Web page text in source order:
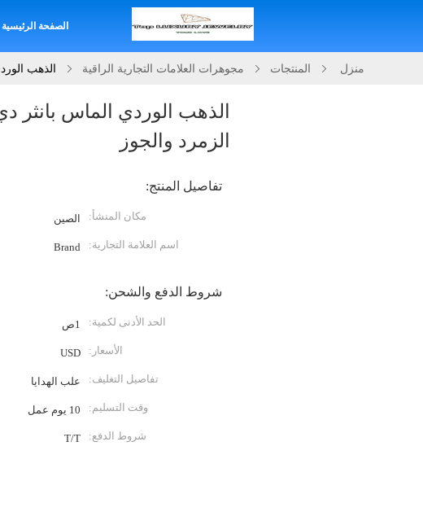
الصفحة الرئيسية
منزل المنتجات مجوهرات العلامات التجارية الراقية الذهب
الذهب الوردي الماس بانثر
الزمرد والجوز
تفاصيل المنتج:
مكان المنشأ: الصين
اسم العلامة التجارية: Brand
شروط الدفع والشحن:
الحد الأدنى لكمية: 1ص
الأسعار: USD
تفاصيل التغليف: علب الهدايا
وقت التسليم: 10 يوم عمل
شروط الدفع: T/T